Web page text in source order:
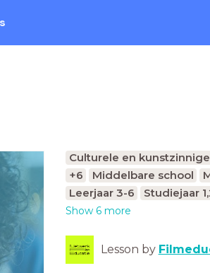
Culturele en
+6
Middelbare school
Leerjaar 3-6
Studiejaar
Show 6 more
Lesson by